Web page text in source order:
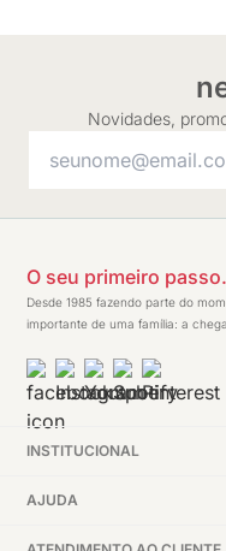
Novidades,
O seu primeiro passo.
Desde 1985 fazendo parte do
importante de uma família: a
INSTITUCIONAL
AJUDA